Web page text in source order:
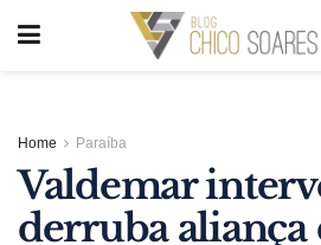
Home Paraíba
Valdemar
derruba aliança